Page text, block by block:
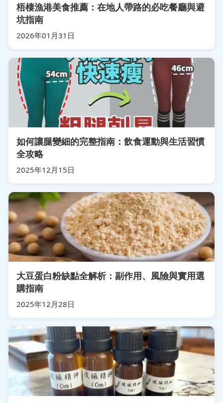
梧棲漁港美食推薦：在地人帶路的必吃餐廳與避
坑指南
2026年01月31日
如何讓腿變細的完整指南：飲食運動與生活習慣
全攻略
2025年12月15日
大豆蛋白粉缺點全解析：副作用、風險與實用選
購指南
2025年12月28日